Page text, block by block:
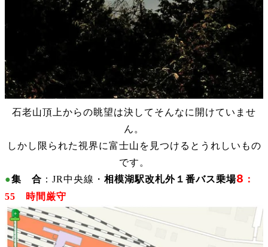
石老山頂上からの眺望は決してそんなに開けていませ
ん。
しかし限られた視界に富士山を見つけるとうれしいもの
です。
●集 合 ：JR中央線・ 相模湖駅改札外１番バス乗場8 ：
55 時間厳守